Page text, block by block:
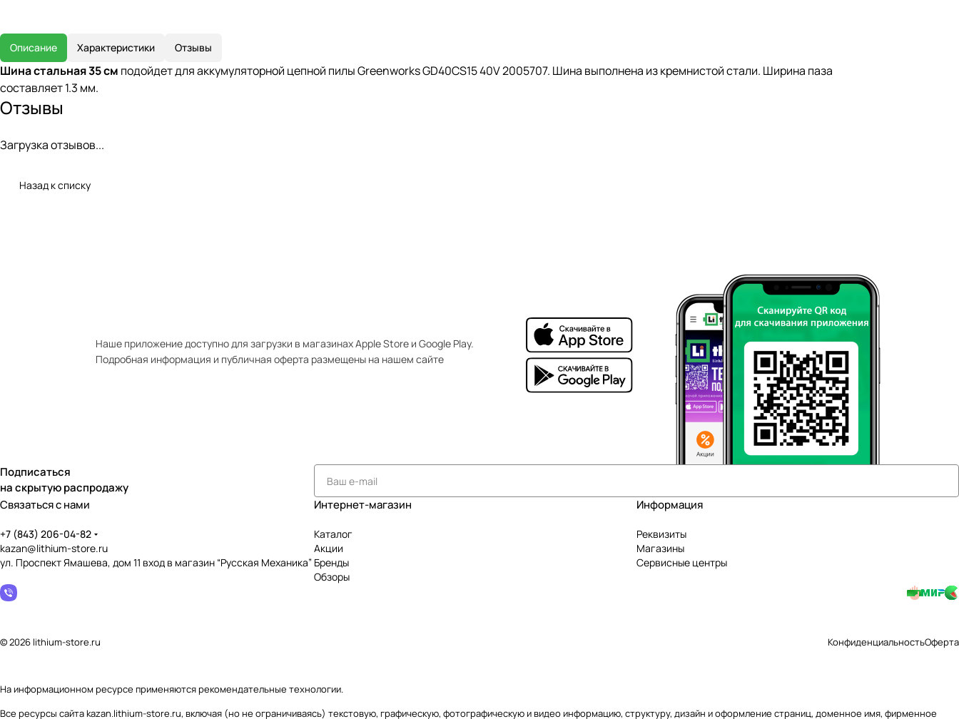
Описание Характеристики Отзывы
Шина стальная 35 см подойдет для аккумуляторной цепной пилы Greenworks GD40CS15 40V 2005707. Шина выполнена из кремнистой стали. Ширина паза
составляет 1.3 мм.
Отзывы
Загрузка отзывов...
Назад к списку
Наше приложение доступно для загрузки в магазинах Apple Store и Google Play.
Подробная информация и публичная оферта размещены на нашем сайте
Подписаться
на скрытую распродажу
Связаться с нами
+7 (843) 206-04-82
kazan@lithium-store.ru
ул. Проспект Ямашева, дом 11 вход в магазин “Русская Механика”
Интернет-магазин
Каталог
Акции
Бренды
Обзоры
Информация
Реквизиты
Магазины
Сервисные центры
© 2026 lithium-store.ru КонфиденциальностьОферта
На информационном ресурсе применяютсярекомендательные технологии.
Все ресурсы сайта kazan.lithium-store.ru, включая (но не ограничиваясь) текстовую, графическую, фотографическую и видео информацию, структуру, дизайн и оформление страниц, доменное имя, фирменное